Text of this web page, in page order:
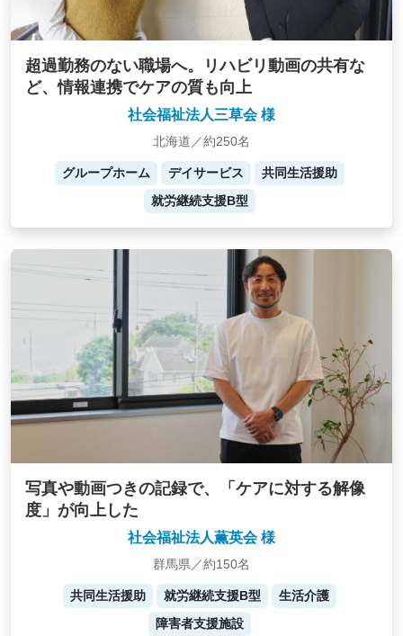
超過勤務のない職場へ。リハビリ動画の共有な
ど、情報連携でケアの質も向上
社会福祉法人三草会 様
北海道／約250名
グループホーム デイサービス
共同生活援助
就労継続支援B型
写真や動画つきの記録で、「ケアに対する解像
度」が向上した
社会福祉法人薫英会 様
群馬県／約150名
共同生活援助 就労継続支援B型
生活介護
障害者支援施設